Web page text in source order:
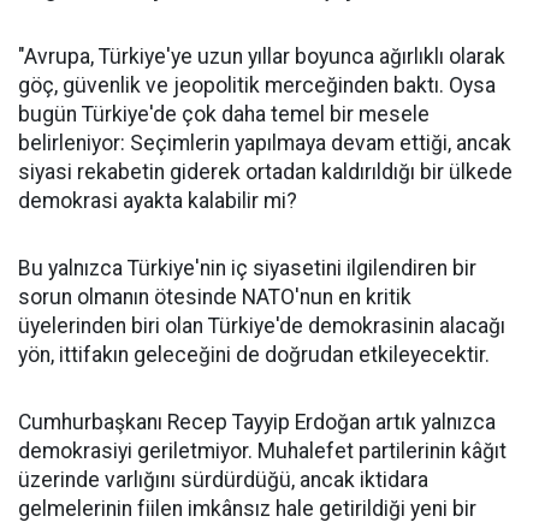
"Avrupa, Türkiye'ye uzun yıllar boyunca ağırlıklı olarak
göç, güvenlik ve jeopolitik merceğinden baktı. Oysa
bugün Türkiye'de çok daha temel bir mesele
belirleniyor: Seçimlerin yapılmaya devam ettiği, ancak
siyasi rekabetin giderek ortadan kaldırıldığı bir ülkede
demokrasi ayakta kalabilir mi?
Bu yalnızca Türkiye'nin iç siyasetini ilgilendiren bir
sorun olmanın ötesinde NATO'nun en kritik
üyelerinden biri olan Türkiye'de demokrasinin alacağı
yön, ittifakın geleceğini de doğrudan etkileyecektir.
Cumhurbaşkanı Recep Tayyip Erdoğan artık yalnızca
demokrasiyi geriletmiyor. Muhalefet partilerinin kâğıt
üzerinde varlığını sürdürdüğü, ancak iktidara
gelmelerinin fiilen imkânsız hale getirildiği yeni bir